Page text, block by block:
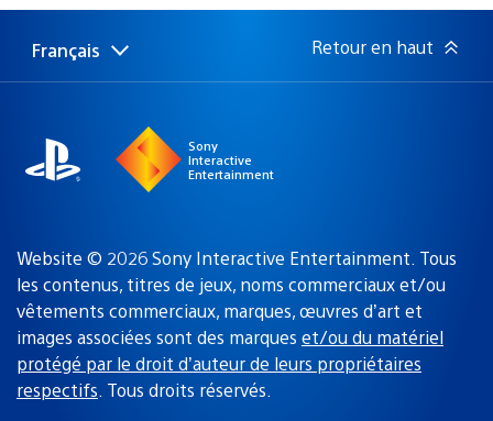
publication
Choisir
Région
Français Retour en haut
Sony
Interactive
Entertainment
Website © 2026 Sony Interactive Entertainment. Tous
les contenus, titres de jeux, noms commerciaux et/ou
vêtements commerciaux, marques, œuvres d’art et
images associées sont des marques et/ou du matériel
protégé par le droit d’auteur de leurs propriétaires
respectifs. Tous droits réservés.